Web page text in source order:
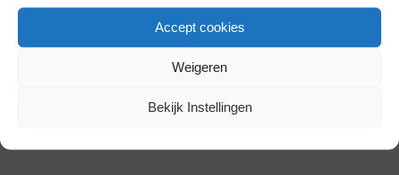
Accept cookies
Weigeren
Bekijk Instellingen